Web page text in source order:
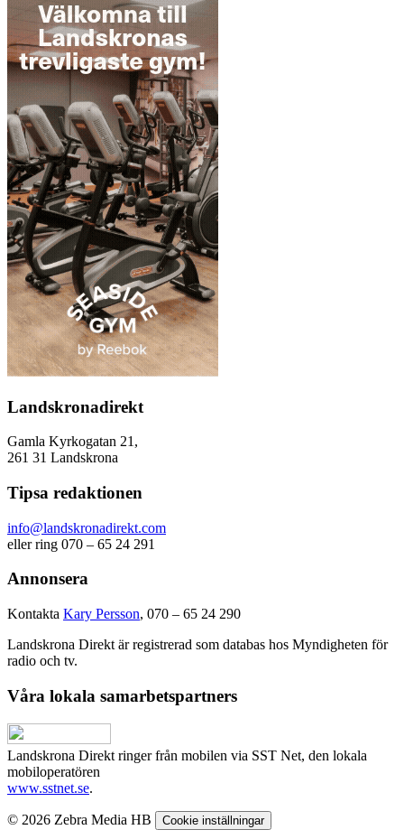
Landskronadirekt
Gamla Kyrkogatan 21,
261 31 Landskrona
Tipsa redaktionen
info@landskronadirekt.com
eller ring 070 – 65 24 291
Annonsera
Kontakta Kary Persson, 070 – 65 24 290
Landskrona Direkt är registrerad som databas hos Myndigheten för
radio och tv.
Våra lokala samarbetspartners
Landskrona Direkt ringer från mobilen via SST Net, den lokala
mobiloperatören
www.sstnet.se.
© 2026 Zebra Media HB Cookie inställningar